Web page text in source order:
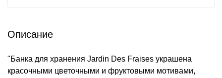
Описание
"Банка для хранения Jardin Des Fraises украшена
красочными цветочными и фруктовыми мотивами,